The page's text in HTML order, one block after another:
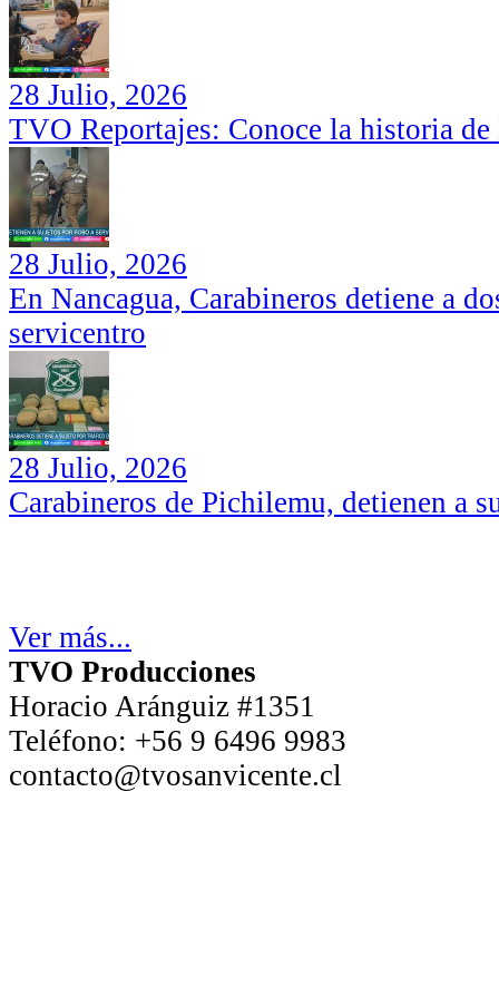
28 Julio, 2026
TVO Reportajes: Conoce la historia
28 Julio, 2026
En Nancagua, Carabineros detiene a
servicentro
28 Julio, 2026
Carabineros de Pichilemu, detienen a
Ver más...
TVO Producciones
Horacio Aránguiz #1351
Teléfono: +56 9 6496 9983
contacto@tvosanvicente.cl